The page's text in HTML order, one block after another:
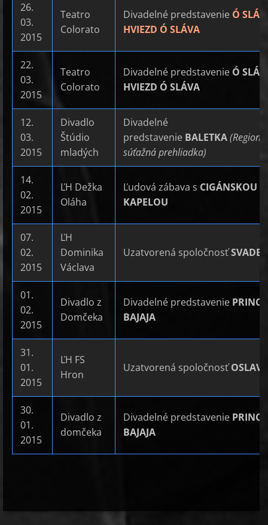
26.
03.
2015
Teatro
Colorato
Divadelné predstavenie Ó
HVIEZD Ó SLÁVA
22.
03.
2015
Teatro
Colorato
Divadelné predstavenie Ó
HVIEZD Ó SLÁVA
12.
03.
2015
Divadlo
Štúdio
mladých
Divadelné
predstavenie BALETKA
súťažná prehliadka)
14.
02.
2015
ĽH Dežka
Oláha
Ľudová zábava s CIGÁNSKOU
KAPELOU
07.
02.
2015
ĽH
Dominika
Václava
Uzatvorená spoločnosť
01.
02.
2015
Divadlo z
Domčeka
Divadelné predstavenie PRINC
BAJAJA
31.
01.
2015
ĽH FS
Hron
Uzatvorená spoločnosťOSLAVA
30.
01.
2015
Divadlo z
domčeka
Divadelné predstavenie PRINC
BAJAJA